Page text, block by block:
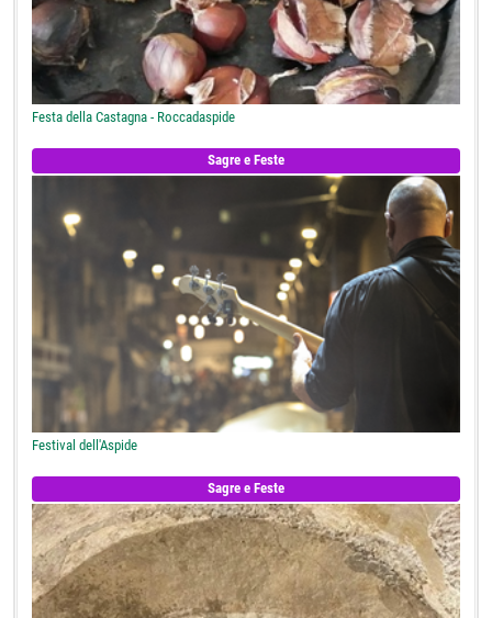
Festa della Castagna - Roccadaspide
Sagre e Feste
Festival dell'Aspide
Sagre e Feste